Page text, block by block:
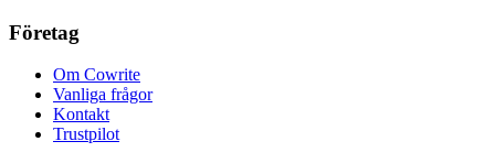
Företag
Om Cowrite
Vanliga frågor
Kontakt
Trustpilot